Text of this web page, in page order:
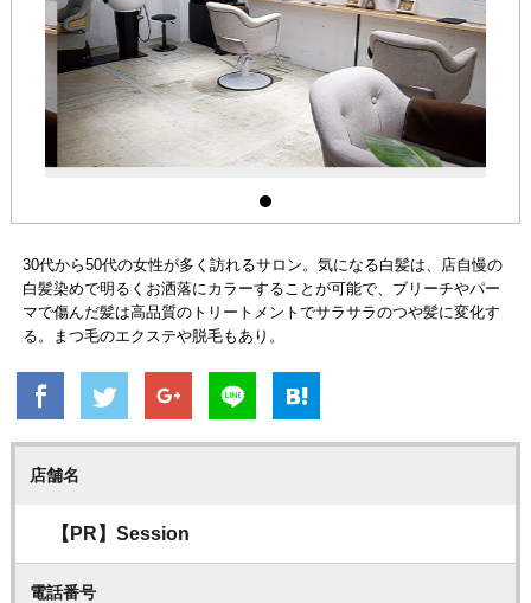
30代から50代の女性が多く訪れるサロン。気になる白髪は、店自慢の
白髪染めで明るくお洒落にカラーすることが可能で、ブリーチやパー
マで傷んだ髪は高品質のトリートメントでサラサラのつや髪に変化す
る。まつ毛のエクステや脱毛もあり。
店舗名
【PR】Session
電話番号